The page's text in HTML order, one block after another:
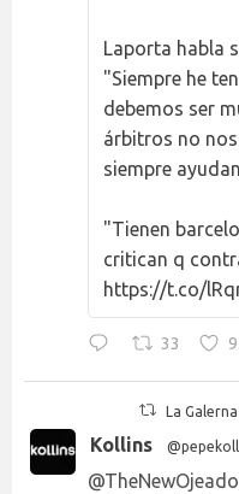
Laporta habla
"Siempre he
debemos ser
árbitros no
siempre
"Tienen
critican q
https://t.co/
33
La
Kollins